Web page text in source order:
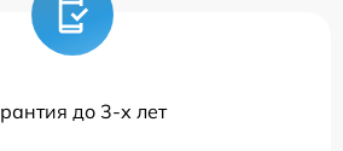
до 3-х лет